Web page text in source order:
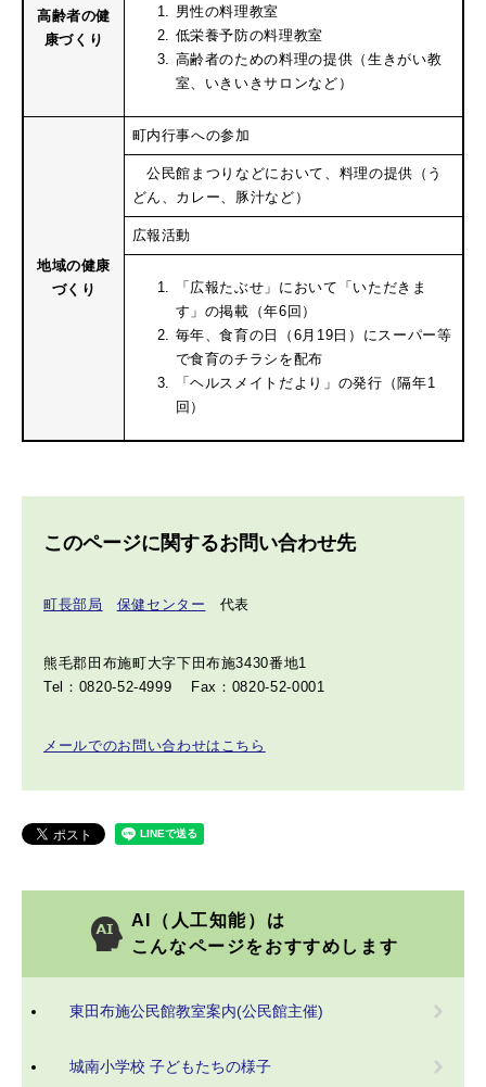
高齢者の健
康づくり
男性の料理教室
低栄養予防の料理教室
高齢者のための料理の提供（生きがい教
室、いきいきサロンなど）
地域の健康
づくり
町内行事への参加
公民館まつりなどにおいて、料理の提供（う
どん、カレー、豚汁など）
広報活動
「広報たぶせ」において「いただきま
す」の掲載（年6回）
毎年、食育の日（6月19日）にスーパー等
で食育のチラシを配布
「ヘルスメイトだより」の発行（隔年1
回）
このページに関するお問い合わせ先
町長部局 保健センター 代表
熊毛郡田布施町大字下田布施3430番地1
Tel：0820-52-4999
Fax：0820-52-0001
メールでのお問い合わせはこちら
AI（人工知能）は
こんなページをおすすめします
東田布施公民館教室案内(公民館主催)
城南小学校 子どもたちの様子